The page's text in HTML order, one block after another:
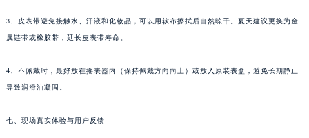
3、皮表带避免接触水、汗液和化妆品，可以用软布擦拭后自然晾干。夏天建议更换为金
属链带或橡胶带，延长皮表带寿命。
4、不佩戴时，最好放在摇表器内（保持佩戴方向向上）或放入原装表盒，避免长期静止
导致润滑油凝固。
七、现场真实体验与用户反馈